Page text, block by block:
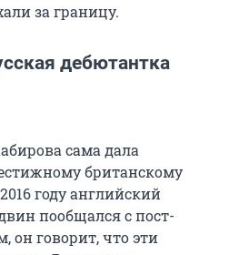
за границу.
дебютантка
сама дала
британскому
году английский
пообщался с пост-
он говорит, что эти